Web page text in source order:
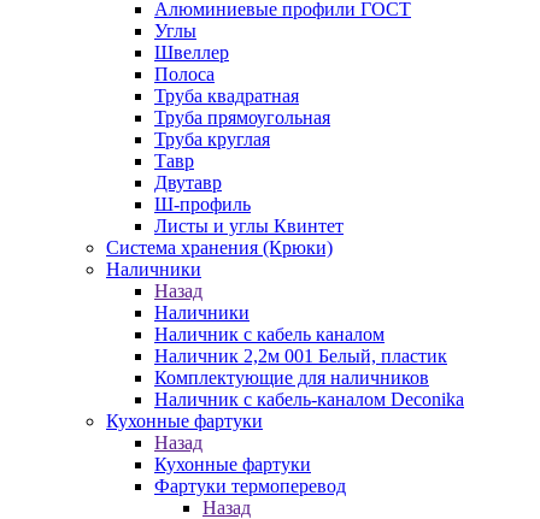
Алюминиевые профили ГОСТ
Углы
Швеллер
Полоса
Труба квадратная
Труба прямоугольная
Труба круглая
Тавр
Двутавр
Ш-профиль
Листы и углы Квинтет
Система хранения (Крюки)
Наличники
Назад
Наличники
Наличник с кабель каналом
Наличник 2,2м 001 Белый, пластик
Комплектующие для наличников
Наличник с кабель-каналом Deconika
Кухонные фартуки
Назад
Кухонные фартуки
Фартуки термоперевод
Назад